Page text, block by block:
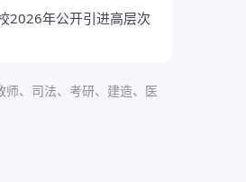
2026年公开引进高层次
、司法、考研、建造、医